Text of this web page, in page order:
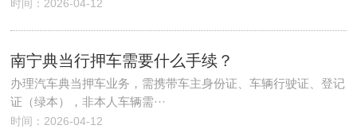
时间：2026-04-12
南宁典当行押车需要什么手续？
办理汽车典当押车业务，需携带车主身份证、车辆行驶证、登记
证（绿本），非本人车辆需···
时间：2026-04-12